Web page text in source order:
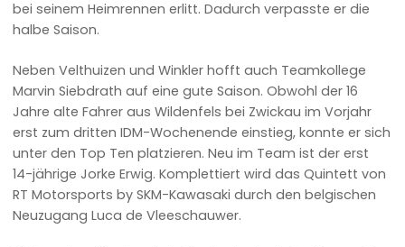
bei seinem Heimrennen erlitt. Dadurch verpasste er die
halbe Saison.
Neben Velthuizen und Winkler hofft auch Teamkollege
Marvin Siebdrath auf eine gute Saison. Obwohl der 16
Jahre alte Fahrer aus Wildenfels bei Zwickau im Vorjahr
erst zum dritten IDM-Wochenende einstieg, konnte er sich
unter den Top Ten platzieren. Neu im Team ist der erst
14-jährige Jorke Erwig. Komplettiert wird das Quintett von
RT Motorsports by SKM-Kawasaki durch den belgischen
Neuzugang Luca de Vleeschauwer.